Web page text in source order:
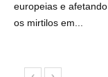
europeias e afetando
os mirtilos em...